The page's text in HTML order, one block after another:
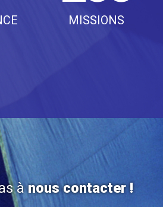
MISSIONS
ànous contacter !